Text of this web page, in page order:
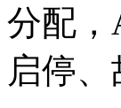
分配，
启停